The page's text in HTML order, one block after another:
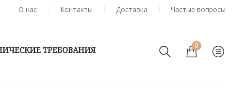
О нас Контакты Доставка Частые вопросы
ТРЕБОВАНИЯ 0